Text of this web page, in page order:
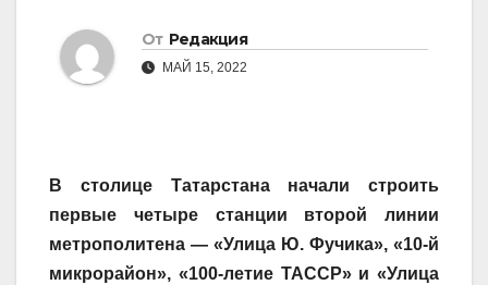
От Редакция
МАЙ 15, 2022
В столице Татарстана начали строить
первые четыре станции второй линии
метрополитена — «Улица Ю. Фучика», «10-й
микрорайон», «100-летие ТАССР» и «Улица